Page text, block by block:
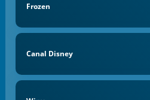
Frozen
Canal Disney